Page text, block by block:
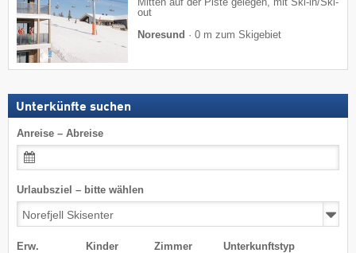
Mitten auf der Piste gelegen, mit Ski-in/Ski-
out
Noresund · 0 m zum Skigebiet
Unterkünfte suchen
Anreise – Abreise
Urlaubsziel – bitte wählen
Erw. Kinder Zimmer Unterkunftstyp